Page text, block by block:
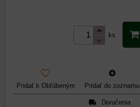
ks
Pridať k Obľúbeným Pridať do zoznamu
Doručenia